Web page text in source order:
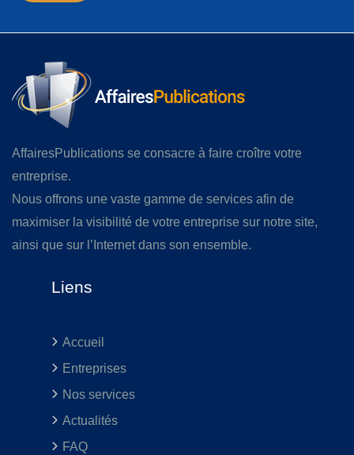
AffairesPublications se consacre à faire croître votre
entreprise.
Nous offrons une vaste gamme de services afin de
maximiser la visibilité de votre entreprise sur notre site,
ainsi que sur l’Internet dans son ensemble.
Liens
Accueil
Entreprises
Nos services
Actualités
FAQ